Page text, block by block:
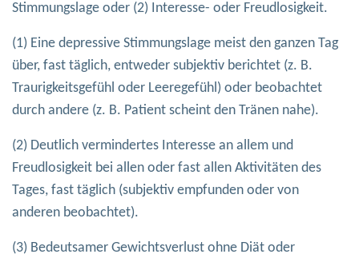
Stimmungslage oder (2) Interesse- oder Freudlosigkeit.
(1) Eine depressive Stimmungslage meist den ganzen Tag
über, fast täglich, entweder subjektiv berichtet (z. B.
Traurigkeitsgefühl oder Leeregefühl) oder beobachtet
durch andere (z. B. Patient scheint den Tränen nahe).
(2) Deutlich vermindertes Interesse an allem und
Freudlosigkeit bei allen oder fast allen Aktivitäten des
Tages, fast täglich (subjektiv empfunden oder von
anderen beobachtet).
(3) Bedeutsamer Gewichtsverlust ohne Diät oder